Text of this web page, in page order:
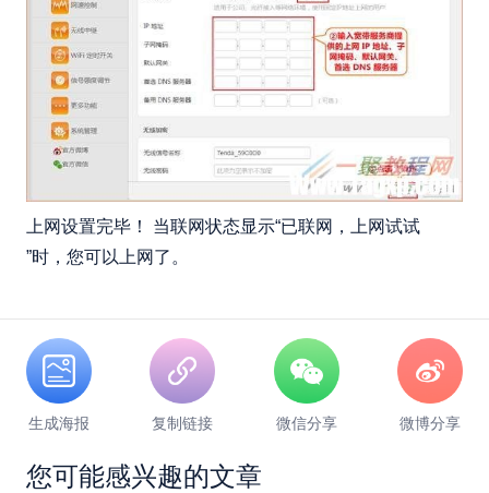
上网设置完毕！ 当联网状态显示“已联网，上网试试
”时，您可以上网了。
生成海报 复制链接 微信分享 微博分享
您可能感兴趣的文章